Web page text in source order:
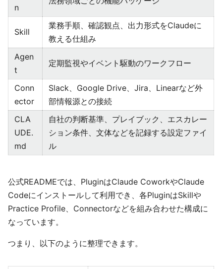
n
Skill
業務手順、確認観点、出力形式をClaudeに
教える仕組み
Agen
t
定期監視やイベント駆動のワークフロー
Conn
ector
Slack、Google Drive、Jira、Linearなど外
部情報源との接続
CLA
UDE.
md
自社の判断基準、プレイブック、エスカレー
ション条件、文体などを記録する設定ファイ
ル
公式READMEでは、PluginはClaude CoworkやClaude
Codeにインストールして利用でき、各PluginはSkillや
Practice Profile、Connectorなどを組み合わせた構成に
なっています。
つまり、以下のように整理できます。